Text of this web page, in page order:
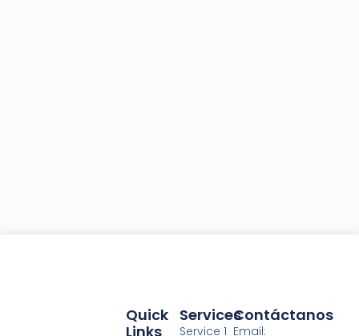
Services
Service 1
Quick
Links
Contáctanos
Email: